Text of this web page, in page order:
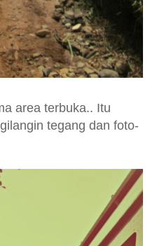
area terbuka.. Itu
tegang dan foto-